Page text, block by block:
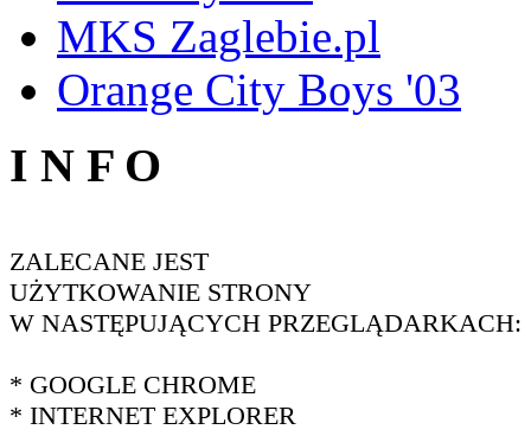
MKS Zaglebie.pl
Orange City Boys '03
I N F O
ZALECANE JEST
UŻYTKOWANIE STRONY
W NASTĘPUJĄCYCH PRZEGLĄDARKACH:
* GOOGLE CHROME
* INTERNET EXPLORER